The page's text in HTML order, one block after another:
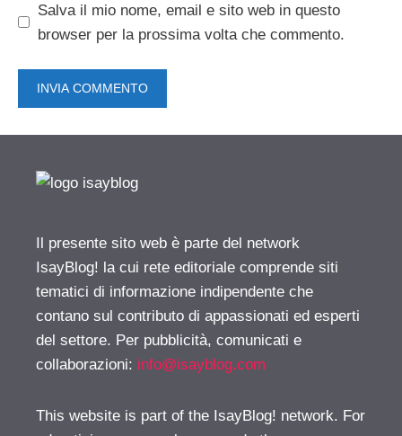
Salva il mio nome, email e sito web in questo
browser per la prossima volta che commento.
Il presente sito web è parte del network
IsayBlog! la cui rete editoriale comprende siti
tematici di informazione indipendente che
contano sul contributo di appassionati ed esperti
del settore. Per pubblicità, comunicati e
collaborazioni: info@isayblog.com
This website is part of the IsayBlog! network. For